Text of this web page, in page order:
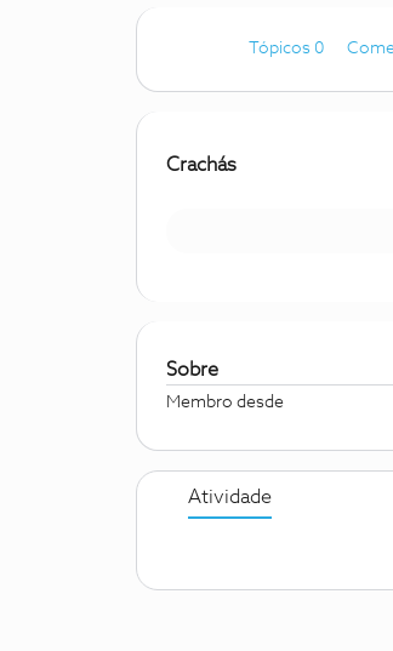
Tópicos 0
Crachás
Sobre
Membro desde
Atividade